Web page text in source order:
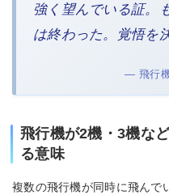
強く望んでいる証。
は終わった。覚悟を
— 飛行
飛行機が2機・3機な
る意味
複数の飛行機が同時に飛んで